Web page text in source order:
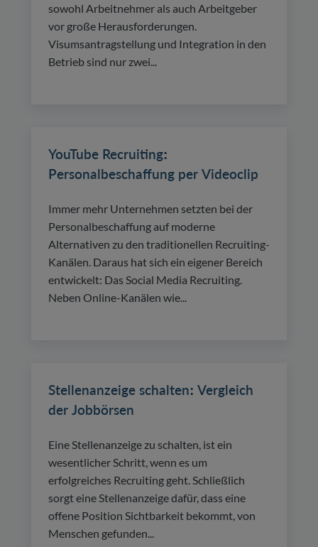
sowohl Arbeitnehmer als auch Arbeitgeber
vor große Herausforderungen.
Visumsantragstellung und Integration in den
Betrieb sind nur zwei...
YouTube Recruiting:
Personalbeschaffung per Videoclip
Immer mehr Unternehmen setzten bei der
Personalbeschaffung auf moderne
Alternativen zu den traditionellen Recruiting-
Kanälen. Daraus hat sich ein eigener Bereich
entwickelt: Das Social Media Recruiting.
Neben Online-Kanälen wie...
Stellenanzeige schalten: Vergleich
der Jobbörsen
Eine Stellenanzeige zu schalten, ist ein
wesentlicher Schritt, wenn es um
erfolgreiches Recruiting geht. Schließlich
sorgt eine Stellenanzeige dafür, dass eine
offene Position Sichtbarkeit bekommt, von
Menschen gefunden...